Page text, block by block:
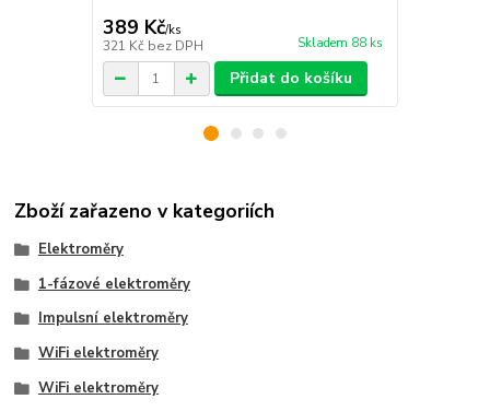
389 Kč/ks
321 Kč bez DPH Skladem 88 ks
Přidat do košíku
Zboží zařazeno v kategoriích
Elektroměry
1-fázové elektroměry
Impulsní elektroměry
WiFi elektroměry
WiFi elektroměry